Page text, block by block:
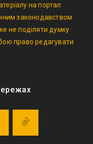
на портал
законодавством
не поділяти думку
право редагувати